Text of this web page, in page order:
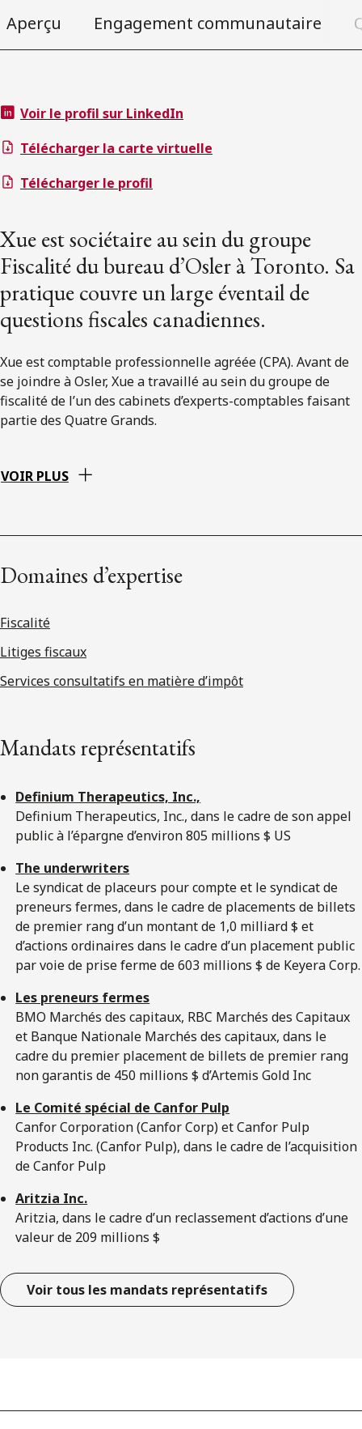
Aperçu Engagement communautaire
Voir le profil sur LinkedIn
Télécharger la carte virtuelle
Télécharger le profil
Xue est sociétaire au sein du groupe
Fiscalité du bureau d’Osler à Toronto. Sa
pratique couvre un large éventail de
questions fiscales canadiennes.
Xue est comptable professionnelle agréée (CPA). Avant de
se joindre à Osler, Xue a travaillé au sein du groupe de
fiscalité de l’un des cabinets d’experts-comptables faisant
partie des Quatre Grands.
VOIR PLUS
Domaines d’expertise
Fiscalité
Litiges fiscaux
Services consultatifs en matière d’impôt
Mandats représentatifs
Definium Therapeutics, Inc.,
Definium Therapeutics, Inc., dans le cadre de son appel
public à l’épargne d’environ 805 millions $ US
The underwriters
Le syndicat de placeurs pour compte et le syndicat de
preneurs fermes, dans le cadre de placements de billets
de premier rang d’un montant de 1,0 milliard $ et
d’actions ordinaires dans le cadre d’un placement public
par voie de prise ferme de 603 millions $ de Keyera Corp.
Les preneurs fermes
BMO Marchés des capitaux, RBC Marchés des Capitaux
et Banque Nationale Marchés des capitaux, dans le
cadre du premier placement de billets de premier rang
non garantis de 450 millions $ d’Artemis Gold Inc
Le Comité spécial de Canfor Pulp
Canfor Corporation (Canfor Corp) et Canfor Pulp
Products Inc. (Canfor Pulp), dans le cadre de l’acquisition
de Canfor Pulp
Aritzia Inc.
Aritzia, dans le cadre d’un reclassement d’actions d’une
valeur de 209 millions $
Voir tous les mandats représentatifs